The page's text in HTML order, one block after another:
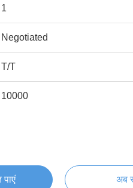
1
Negotiated
T/T
10000
अब